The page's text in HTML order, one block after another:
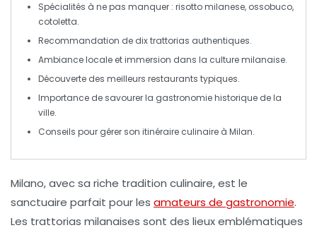
Spécialités à ne pas manquer : risotto milanese, ossobuco,
cotoletta.
Recommandation de dix trattorias authentiques.
Ambiance locale et immersion dans la culture milanaise.
Découverte des meilleurs restaurants typiques.
Importance de savourer la gastronomie historique de la
ville.
Conseils pour gérer son itinéraire culinaire à Milan.
Milano, avec sa riche tradition culinaire, est le
sanctuaire parfait pour les amateurs de gastronomie.
Les trattorias milanaises sont des lieux emblématiques